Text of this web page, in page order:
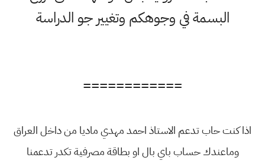
البسمة في وجوهكم وتغيير جو الدراسة
============
اذا كنت حاب تدعم الاستاذ احمد مهدي ماديا من داخل العراق
وماعندك حساب باي بال او بطاقة مصرفية تكدر تدعمنا